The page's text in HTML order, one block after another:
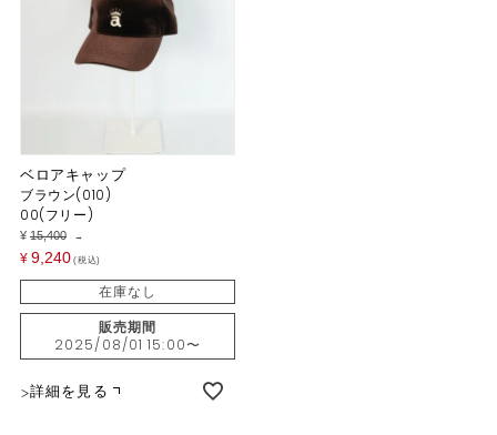
ベロアキャップ
00(フリー)
ブラウン(010)
¥ 15,400 →
¥ 9,240 税込
在庫なし
販売期間
2025/08/01 15:00〜
詳細を見る